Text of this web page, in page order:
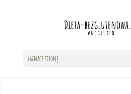
Zaznacz stronę